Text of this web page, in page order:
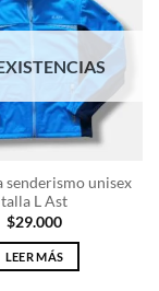
senderismo unisex
talla L Ast
$29.000
LEER MÁS